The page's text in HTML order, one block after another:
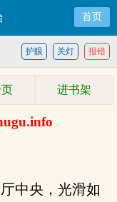
首页
报错
关灯
护眼
进书架
中央，光滑如